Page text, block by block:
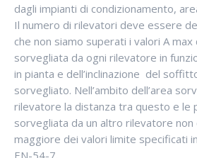
dagli impianti di condizionamento,
Il numero di rilevatori deve essere
che non siamo superati i valori A max
sorvegliata da ogni rilevatore in
in pianta e dell’inclinazione del
sorvegliato. Nell’ambito dell’area
rilevatore la distanza tra questo e le
sorvegliata da un altro rilevatore
maggiore dei valori limite specificati
EN-54-7.